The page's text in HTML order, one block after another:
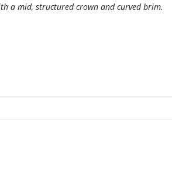
a mid, structured crown and curved brim.